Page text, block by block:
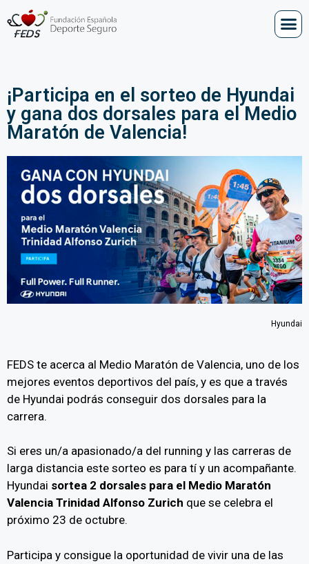
¡Participa en el sorteo de Hyundai
y gana dos dorsales para el Medio
Maratón de Valencia!
Hyundai
FEDS te acerca al Medio Maratón de Valencia, uno de los
mejores eventos deportivos del país, y es que a través
de Hyundai podrás conseguir dos dorsales para la
carrera.
Si eres un/a apasionado/a del running y las carreras de
larga distancia este sorteo es para tí y un acompañante.
Hyundai sortea 2 dorsales para el Medio Maratón
Valencia Trinidad Alfonso Zurich que se celebra el
próximo 23 de octubre.
Participa y consigue la oportunidad de vivir una de las